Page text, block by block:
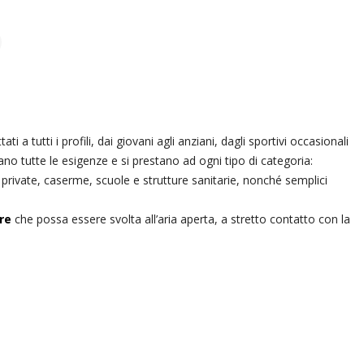
a tutti i profili, dai giovani agli anziani, dagli sportivi occasionali
tutte le esigenze e si prestano ad ogni tipo di categoria:
caserme, scuole e strutture sanitarie, nonché semplici
che possa essere svolta all’aria aperta, a stretto contatto con la